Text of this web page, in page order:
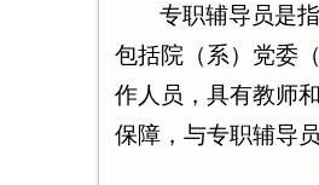
专职辅导员是
包括院（系）党委
作人员，具有教师
保障，与专职辅导